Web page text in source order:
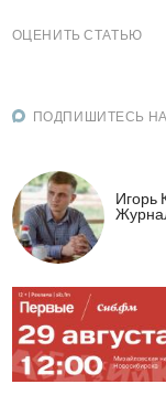
ОЦЕНИТЬ СТАТЬЮ
ПОДПИШИТЕСЬ НА
Игорь